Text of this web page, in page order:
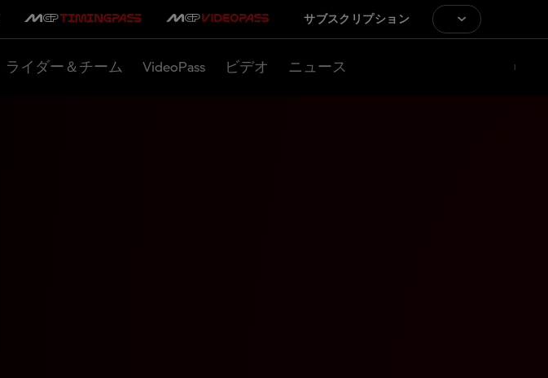
サブスクリプション
ライダー＆チーム VideoPass ビデオ ニュース